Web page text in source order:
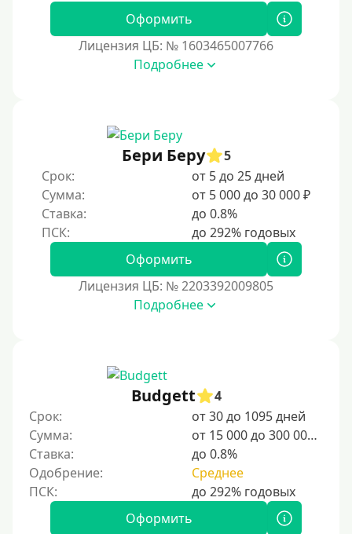
За 15 минут
За час
В день обращения
Возраст
С 17 лет
С 18 лет
Категории заемщиков
Несовершеннолетним
Студентам
Оформить
Лицензия ЦБ: № 1603465007766
Подробнее
Бери Беру
5
Срок:
от 5 до 25 дней
Сумма:
от 5 000 до 30 000 ₽
Ставка:
до 0.8%
Оформить
Лицензия ЦБ: № 2203392009805
Подробнее
Budgett
4
Срок:
от 30 до 1095 дней
Сумма:
от 15 000 до 300 000 ₽
Ставка:
до 0.8%
Одобрение:
Среднее
Оформить